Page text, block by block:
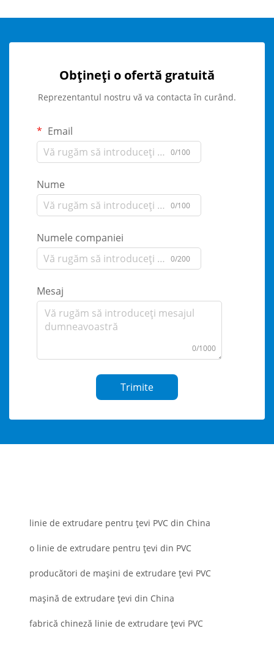
Obțineți o ofertă gratuită
Reprezentantul nostru vă va contacta în curând.
Email
0/100
Nume
0/100
Numele companiei
0/200
Mesaj
0/1000
Trimite
linie de extrudare pentru țevi PVC din China
o linie de extrudare pentru țevi din PVC
producători de mașini de extrudare țevi PVC
mașină de extrudare țevi din China
fabrică chineză linie de extrudare țevi PVC